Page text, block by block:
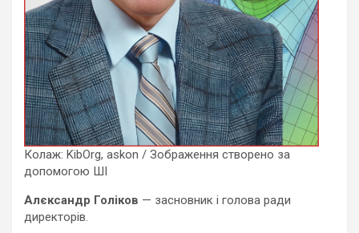
Колаж: KibOrg, askon / Зображення створено за
допомогою ШІ
Алєксандр Голіков — засновник і голова ради
директорів.